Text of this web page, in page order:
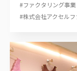
#ファクタリング事業
#株式会社アクセル